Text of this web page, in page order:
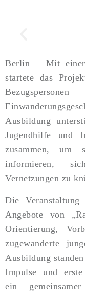
Berlin – Mit einer
startete das
Ausbildung
Jugendhilfe und
zusammen,
informieren,
Vernetzungen zu
Die
Angebote von
Orientierung,
zugewanderte
Ausbildung
Impulse und erste
ein